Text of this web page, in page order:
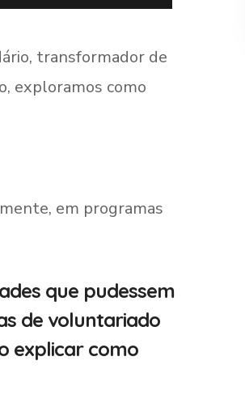
transformador de
exploramos como
em programas
que pudessem
de voluntariado
explicar como